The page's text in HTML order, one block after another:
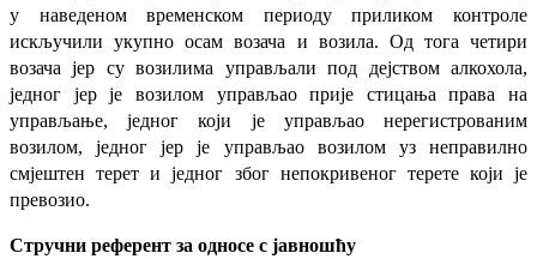
у наведеном временском периоду приликом контроле
искључили укупно осам возача и возила. Од тога четири
возача јер су возилима управљали под дејством алкохола,
једног јер је возилом управљао прије стицања права на
управљање, једног који је управљао нерегистрованим
возилом, једног јер је управљао возилом уз неправилно
смјештен терет и једног због непокривеног терете који је
превозио.
Стручни референт за односе с јавношћу